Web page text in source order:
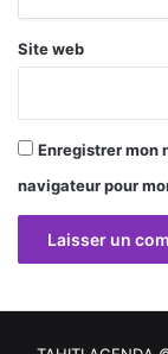
Site web
Enregistrer mon
navigateur pour